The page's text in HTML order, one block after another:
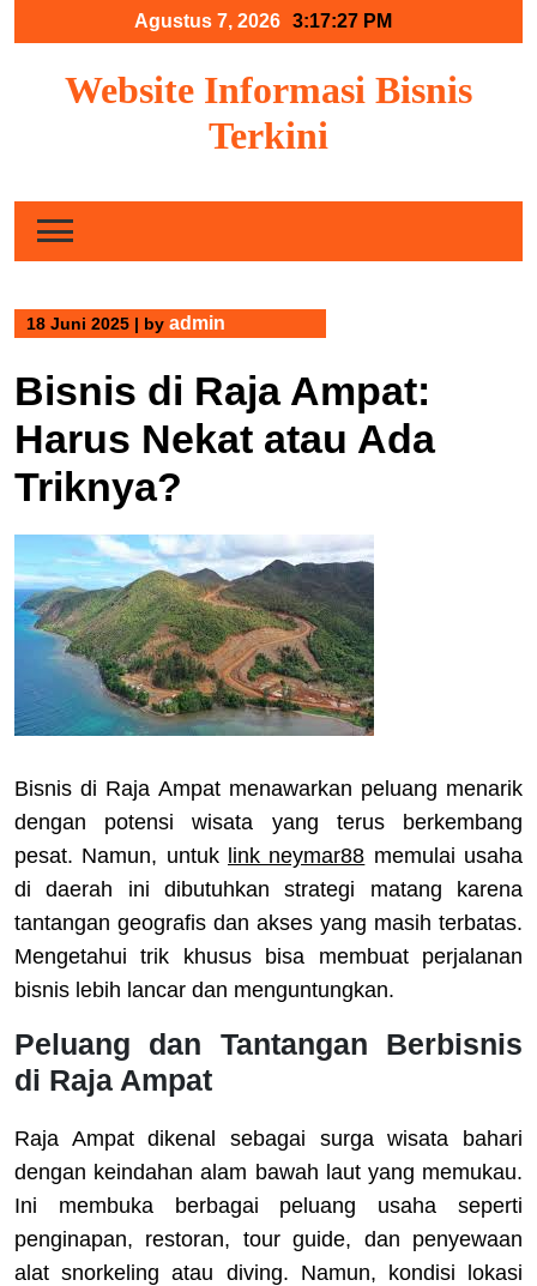
Agustus 7, 2026 3:17:27 PM
Website Informasi Bisnis
Terkini
18 Juni 2025 | by admin
Bisnis di Raja Ampat:
Harus Nekat atau Ada
Triknya?
Bisnis di Raja Ampat menawarkan peluang menarik
dengan potensi wisata yang terus berkembang
pesat. Namun, untuk link neymar88 memulai usaha
di daerah ini dibutuhkan strategi matang karena
tantangan geografis dan akses yang masih terbatas.
Mengetahui trik khusus bisa membuat perjalanan
bisnis lebih lancar dan menguntungkan.
Peluang dan Tantangan Berbisnis
di Raja Ampat
Raja Ampat dikenal sebagai surga wisata bahari
dengan keindahan alam bawah laut yang memukau.
Ini membuka berbagai peluang usaha seperti
penginapan, restoran, tour guide, dan penyewaan
alat snorkeling atau diving. Namun, kondisi lokasi